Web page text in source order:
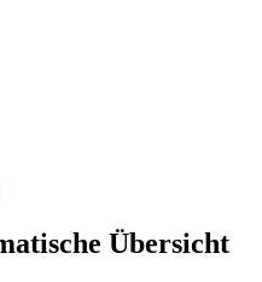
Übersicht